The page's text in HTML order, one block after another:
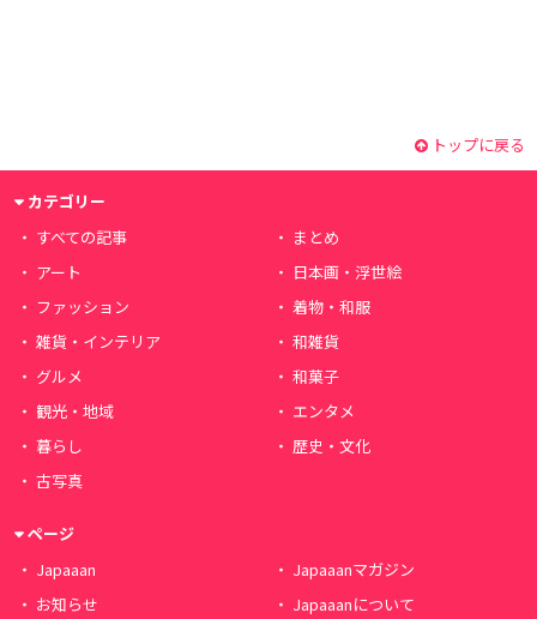
トップに戻る
カテゴリー
すべての記事
まとめ
アート
日本画・浮世絵
ファッション
着物・和服
雑貨・インテリア
和雑貨
グルメ
和菓子
観光・地域
エンタメ
暮らし
歴史・文化
古写真
ページ
Japaaan
Japaaanマガジン
お知らせ
Japaaanについて